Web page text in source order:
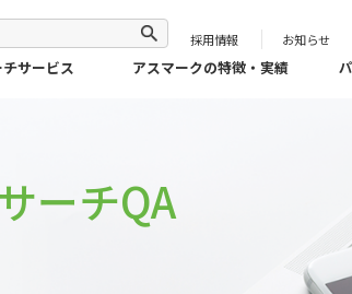
採用情報 お知らせ
サービス アスマークの特徴・実績
ーチQA